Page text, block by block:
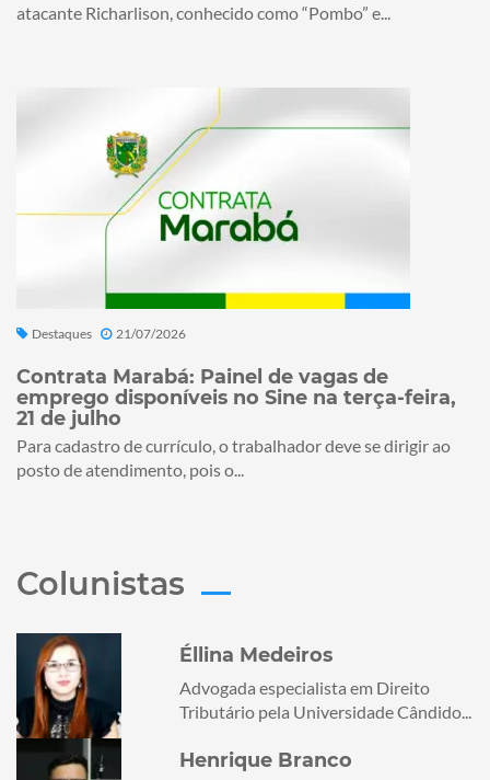
atacante Richarlison, conhecido como “Pombo” e...
Destaques 21/07/2026
Contrata Marabá: Painel de vagas de
emprego disponíveis no Sine na terça-feira,
21 de julho
Para cadastro de currículo, o trabalhador deve se dirigir ao
posto de atendimento, pois o...
Colunistas
Éllina Medeiros
Advogada especialista em Direito
Tributário pela Universidade Cândido...
Henrique Branco